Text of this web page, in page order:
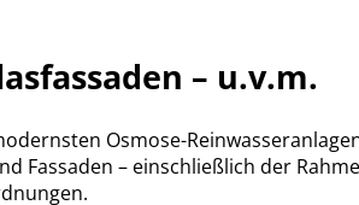
– u.v.m.
Osmose-
Fassaden – einschließlich der